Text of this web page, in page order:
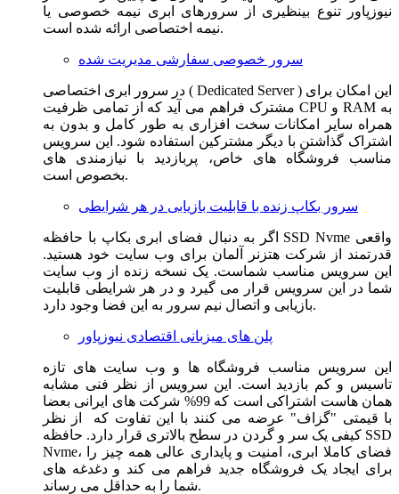
نیوزپاور تنوع بینظیری از سرورهای ابری نیمه خصوصی یا
نیمه اختصاصی ارائه شده است.
سرور خصوصی سفارشی مدیریت شده
در سرور ابری اختصاصی ( Dedicated Server ) این امکان برای
مشترک فراهم می آید که از تمامی ظرفیت CPU و RAM به
همراه سایر امکانات سخت افزاری به طور کامل و بدون به
اشتراک گذاشتن با دیگر مشترکین استفاده شود. این سرویس
مناسب فروشگاه های خاص، پربازدید با نیازمندی های
بخصوص است.
سرور بکاپ زنده با قابلیت بازیابی در هر شرایطی
اگر به دنبال فضای ابری بکاپ با حافظه SSD Nvme واقعی
قدرتمند از شرکت هتزنر آلمان برای وب سایت خود هستید.
این سرویس مناسب شماست. یک نسخه زنده از وب سایت
شما در این سرویس قرار می گیرد و در هر شرایطی قابلیت
بازیابی و اتصال نیم سرور به این فضا وجود دارد.
پلن های میزبانی اقتصادی نیوزپاور
این سرویس مناسب فروشگاه ها و وب سایت های تازه
تاسیس و کم بازدید است. این سرویس از نظر فنی مشابه
همان هاست اشتراکی است که 99% شرکت های ایرانی بعضا
با قیمتی "گزاف" عرضه می کنند با این تفاوت که از نظر
کیفی یک سر و گردن در سطح بالاتری قرار دارد. حافظه SSD
Nvme، فضای کاملا ابری، امنیت و پایداری عالی همه چیز را
برای ایجاد یک فروشگاه جدید فراهم می کند و دغدغه های
شما را به حداقل می رساند.